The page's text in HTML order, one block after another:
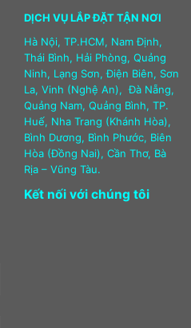
DỊCH VỤ LẮP ĐẶT TẬN NƠI
Hà Nội, TP.HCM, Nam Định,
Thái Bình, Hải Phòng, Quảng
Ninh, Lạng Sơn, Điện Biên, Sơn
La, Vinh (Nghệ An), Đà Nẵng,
Quảng Nam, Quảng Bình, TP.
Huế, Nha Trang (Khánh Hòa),
Bình Dương, Bình Phước, Biên
Hòa (Đồng Nai), Cần Thơ, Bà
Rịa – Vũng Tàu.
Kết nối với chúng tôi